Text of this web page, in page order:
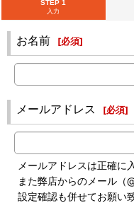
STEP 1
入力
お名前 [必須]
メールアドレス [必須]
メールアドレスは正確に
また弊店からのメール
設定確認も併せてお願い